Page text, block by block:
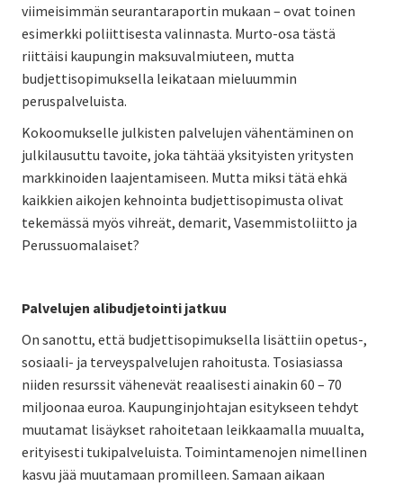
viimeisimmän seurantaraportin mukaan – ovat toinen
esimerkki poliittisesta valinnasta. Murto-osa tästä
riittäisi kaupungin maksuvalmiuteen, mutta
budjettisopimuksella leikataan mieluummin
peruspalveluista.
Kokoomukselle julkisten palvelujen vähentäminen on
julkilausuttu tavoite, joka tähtää yksityisten yritysten
markkinoiden laajentamiseen. Mutta miksi tätä ehkä
kaikkien aikojen kehnointa budjettisopimusta olivat
tekemässä myös vihreät, demarit, Vasemmistoliitto ja
Perussuomalaiset?
Palvelujen alibudjetointi jatkuu
On sanottu, että budjettisopimuksella lisättiin opetus-,
sosiaali- ja terveyspalvelujen rahoitusta. Tosiasiassa
niiden resurssit vähenevät reaalisesti ainakin 60 – 70
miljoonaa euroa. Kaupunginjohtajan esitykseen tehdyt
muutamat lisäykset rahoitetaan leikkaamalla muualta,
erityisesti tukipalveluista. Toimintamenojen nimellinen
kasvu jää muutamaan promilleen. Samaan aikaan